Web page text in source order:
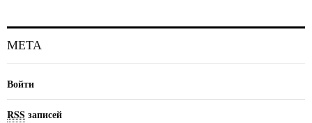
МЕТА
Войти
RSSзаписей